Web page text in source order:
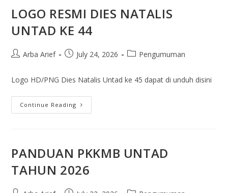
LOGO RESMI DIES NATALIS
UNTAD KE 44
Arba Arief July 24, 2026 Pengumuman
Logo HD/PNG Dies Natalis Untad ke 45 dapat di unduh disini
Continue Reading
PANDUAN PKKMB UNTAD
TAHUN 2026